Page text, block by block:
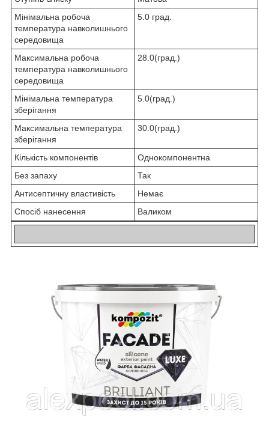
Мінімальна робоча
температура навколишнього
середовища
5.0 град.
Максимальна робоча
температура навколишнього
середовища
28.0(град.)
Мінімальна температура
зберігання
5.0(град.)
Максимальна температура
зберігання
30.0(град.)
Кількість компонентів
Однокомпонентна
Без запаху
Так
Антисептичну властивість
Немає
Спосіб нанесення
Валиком